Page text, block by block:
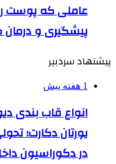
عاملی که پوست
پیشگیری و درمان
پیشنهاد سردبیر
1 هفته پیش
انواع قاب بندی
یورتان دکارت؛
در دکوراسیون